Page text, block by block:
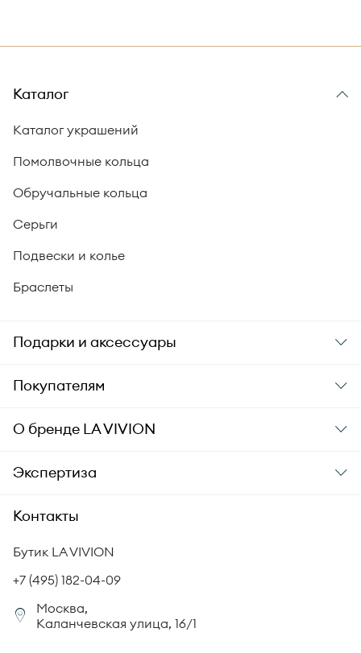
Каталог
Каталог украшений
Помолвочные кольца
Обручальные кольца
Серьги
Подвески и колье
Браслеты
Подарки и аксессуары
Подарки
Уход за украшениями
Аксессуары
Покупателям
Заказ и оплата
Гарантия подлинности
Комплект документов
Политика возврата
Сертификация бриллиантов
Юридическая информация
О бренде LA VIVION
О компании
СМИ о нас
Корпоративный портал
Экспертиза
Академия LA VIVION
Статьи
Контакты
Бутик LA VIVION
+7 (495) 182-04-09
Москва,
Каланчевская улица, 16/1